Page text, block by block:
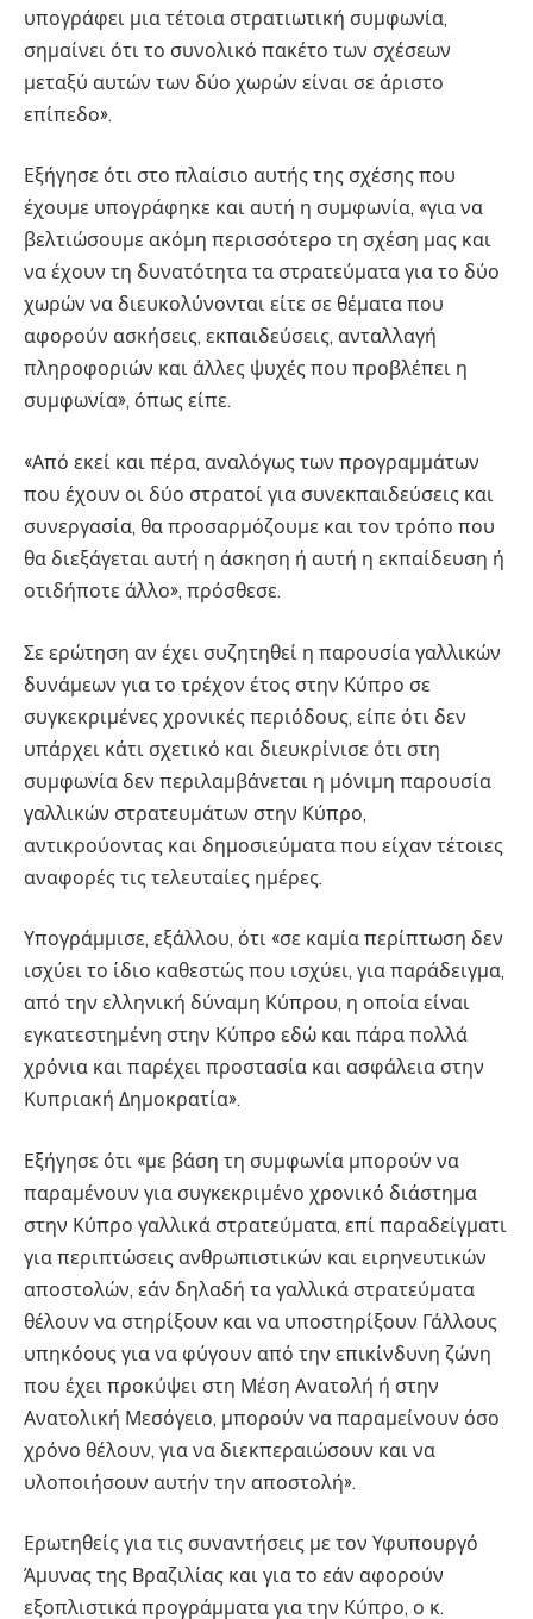
υπογράφει μια τέτοια στρατιωτική συμφωνία,
σημαίνει ότι το συνολικό πακέτο των σχέσεων
μεταξύ αυτών των δύο χωρών είναι σε άριστο
επίπεδο».
Εξήγησε ότι στο πλαίσιο αυτής της σχέσης που
έχουμε υπογράφηκε και αυτή η συμφωνία, «για να
βελτιώσουμε ακόμη περισσότερο τη σχέση μας και
να έχουν τη δυνατότητα τα στρατεύματα για το δύο
χωρών να διευκολύνονται είτε σε θέματα που
αφορούν ασκήσεις, εκπαιδεύσεις, ανταλλαγή
πληροφοριών και άλλες ψυχές που προβλέπει η
συμφωνία», όπως είπε.
«Από εκεί και πέρα, αναλόγως των προγραμμάτων
που έχουν οι δύο στρατοί για συνεκπαιδεύσεις και
συνεργασία, θα προσαρμόζουμε και τον τρόπο που
θα διεξάγεται αυτή η άσκηση ή αυτή η εκπαίδευση ή
οτιδήποτε άλλο», πρόσθεσε.
Σε ερώτηση αν έχει συζητηθεί η παρουσία γαλλικών
δυνάμεων για το τρέχον έτος στην Κύπρο σε
συγκεκριμένες χρονικές περιόδους, είπε ότι δεν
υπάρχει κάτι σχετικό και διευκρίνισε ότι στη
συμφωνία δεν περιλαμβάνεται η μόνιμη παρουσία
γαλλικών στρατευμάτων στην Κύπρο,
αντικρούοντας και δημοσιεύματα που είχαν τέτοιες
αναφορές τις τελευταίες ημέρες.
Υπογράμμισε, εξάλλου, ότι «σε καμία περίπτωση δεν
ισχύει το ίδιο καθεστώς που ισχύει, για παράδειγμα,
από την ελληνική δύναμη Κύπρου, η οποία είναι
εγκατεστημένη στην Κύπρο εδώ και πάρα πολλά
χρόνια και παρέχει προστασία και ασφάλεια στην
Κυπριακή Δημοκρατία».
Εξήγησε ότι «με βάση τη συμφωνία μπορούν να
παραμένουν για συγκεκριμένο χρονικό διάστημα
στην Κύπρο γαλλικά στρατεύματα, επί παραδείγματι
για περιπτώσεις ανθρωπιστικών και ειρηνευτικών
αποστολών, εάν δηλαδή τα γαλλικά στρατεύματα
θέλουν να στηρίξουν και να υποστηρίξουν Γάλλους
υπηκόους για να φύγουν από την επικίνδυνη ζώνη
που έχει προκύψει στη Μέση Ανατολή ή στην
Ανατολική Μεσόγειο, μπορούν να παραμείνουν όσο
χρόνο θέλουν, για να διεκπεραιώσουν και να
υλοποιήσουν αυτήν την αποστολή».
Ερωτηθείς για τις συναντήσεις με τον Υφυπουργό
Άμυνας της Βραζιλίας και για το εάν αφορούν
εξοπλιστικά προγράμματα για την Κύπρο, ο κ.